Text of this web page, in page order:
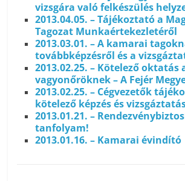
vizsgára való felkészülés
2013.04.05. – Tájékoztató a
Tagozat Munkaértekezletéről
2013.03.01. – A kamarai
továbbképzésről és a
2013.02.25. – Kötelező oktatás
vagyonőröknek – A Fejér
2013.02.25. – Cégvezetők
kötelező képzés és
2013.01.21. –
tanfolyam!
2013.01.16. – Kamarai évindító